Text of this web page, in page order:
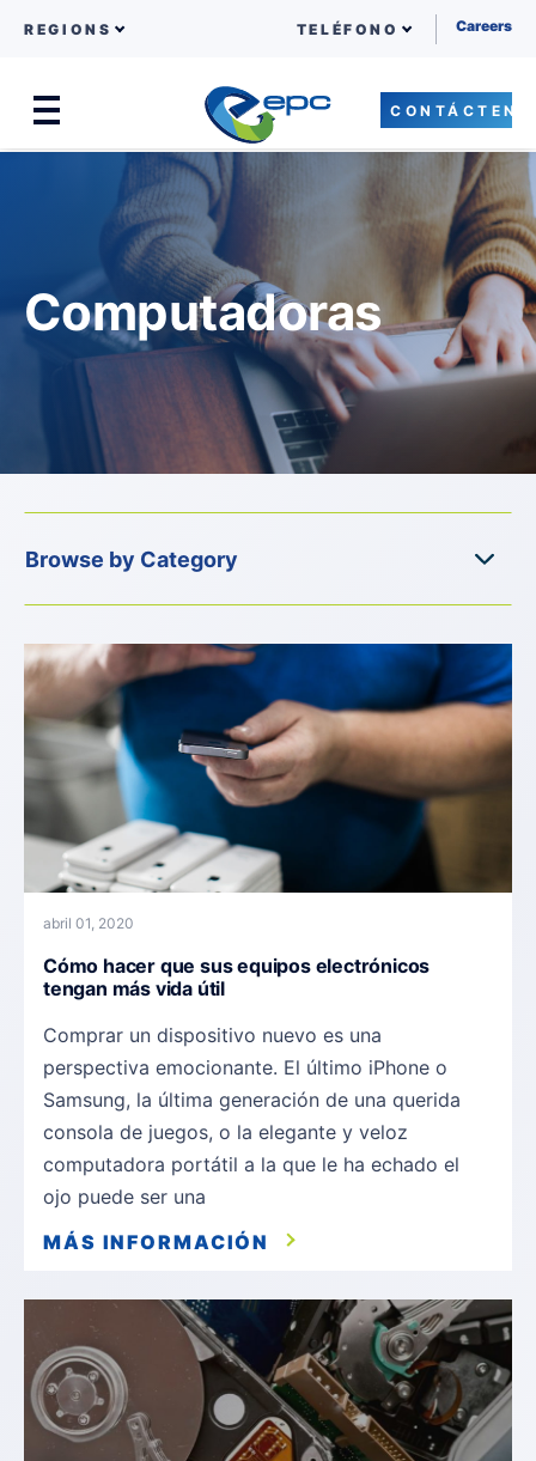
Skip to content
REGIONS TELÉFONO Careers
Computadoras
abril 01, 2020
Cómo hacer que sus equipos electrónicos
tengan más vida útil
Comprar un dispositivo nuevo es una
perspectiva emocionante. El último iPhone o
Samsung, la última generación de una querida
consola de juegos, o la elegante y veloz
computadora portátil a la que le ha echado el
ojo puede ser una
MÁS INFORMACIÓN